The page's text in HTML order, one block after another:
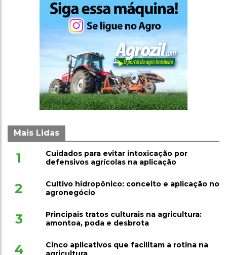
Mais Lidas
1
Cuidados para evitar intoxicação por
defensivos agrícolas na aplicação
2
Cultivo hidropônico: conceito e aplicação no
agronegócio
3
Principais tratos culturais na agricultura:
amontoa, poda e desbrota
4
Cinco aplicativos que facilitam a rotina na